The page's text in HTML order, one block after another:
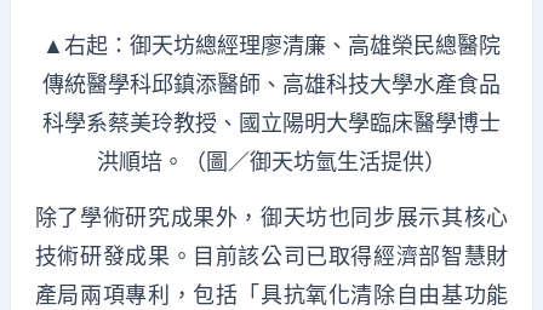
▲右起：御天坊總經理廖清廉、高雄榮民總醫院
傳統醫學科邱鎮添醫師、高雄科技大學水產食品
科學系蔡美玲教授、國立陽明大學臨床醫學博士
洪順培。（圖／御天坊氫生活提供）
除了學術研究成果外，御天坊也同步展示其核心
技術研發成果。目前該公司已取得經濟部智慧財
產局兩項專利，包括「具抗氧化清除自由基功能